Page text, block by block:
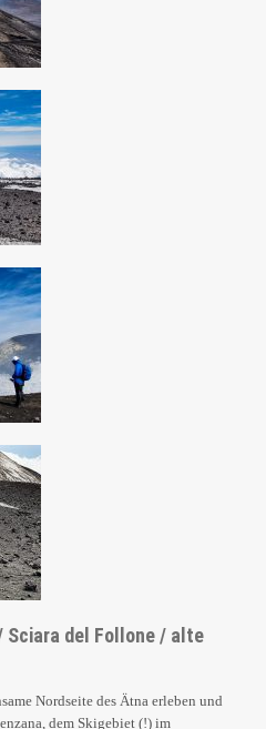
Sciara del Follone / alte
Nordseite des Ätna erleben und
dem Skigebiet (!) im